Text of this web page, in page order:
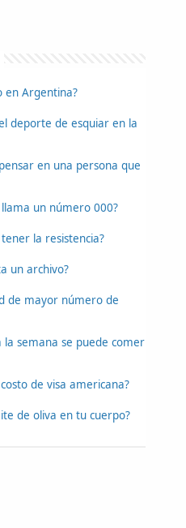
en Argentina?
deporte de esquiar en la
en una persona que
un número 000?
la resistencia?
un archivo?
de mayor número de
la semana se puede comer
de visa americana?
de oliva en tu cuerpo?